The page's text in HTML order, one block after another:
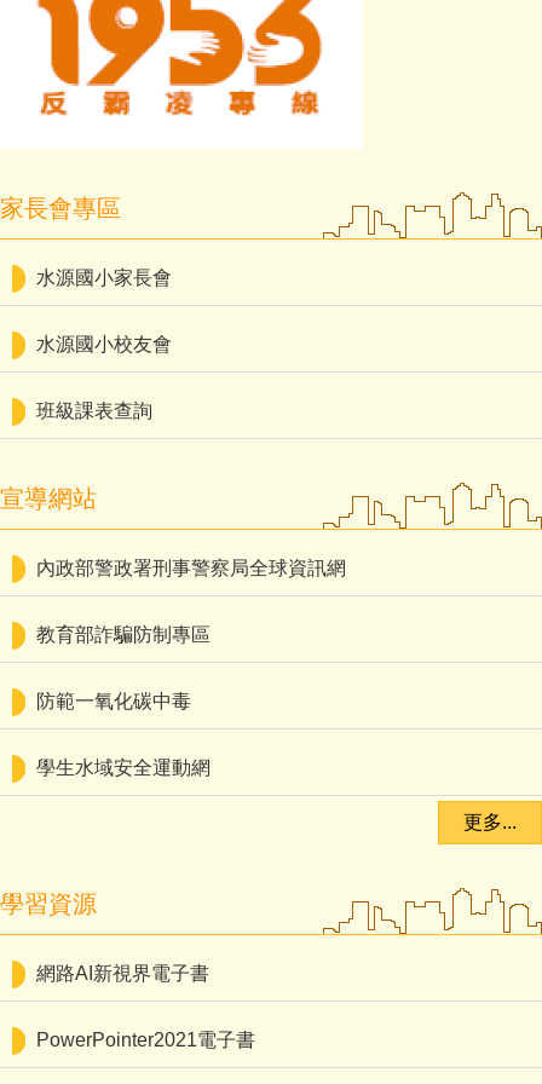
家長會專區
水源國小家長會
水源國小校友會
班級課表查詢
宣導網站
內政部警政署刑事警察局全球資訊網
教育部詐騙防制專區
防範一氧化碳中毒
學生水域安全運動網
更多...
學習資源
網路AI新視界電子書
PowerPointer2021電子書